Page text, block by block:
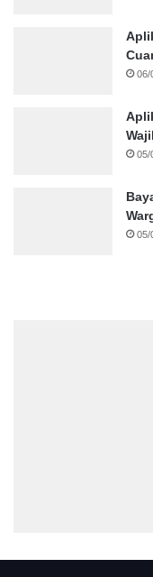
06/
05/
05/